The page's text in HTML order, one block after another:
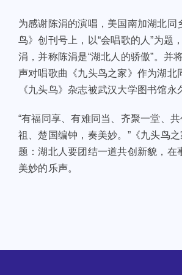
为感谢陈涓的演唱，美国南加湖北同
鸟》创刊号上，以“会唱歌的人”为题
涓，并称陈涓是“湖北人的骄傲”。并
声对唱歌曲《九头鸟之家》作为湖北
《九头鸟》杂志被武汉大学图书馆永
“有福同享、有难同当、齐聚一堂、
祖、楚国编钟，奏美妙。”《九头鸟
题：湖北人要团结一道共创新貌，在
美妙的乐声。